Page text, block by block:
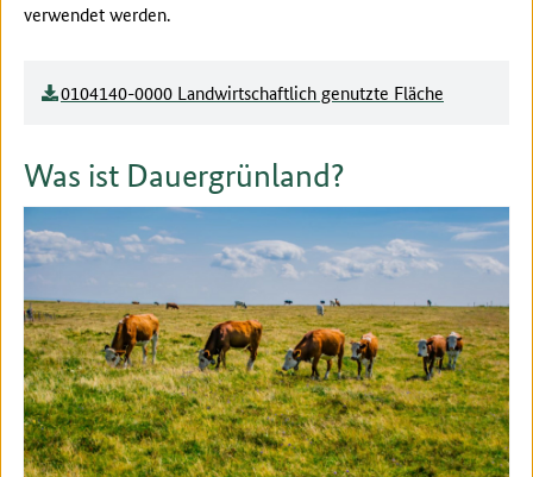
verwendet werden.
0104140-0000 Landwirtschaftlich genutzte Fläche
Was ist Dauergrünland?